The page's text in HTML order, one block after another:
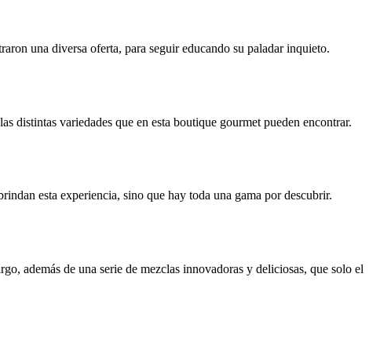
una diversa oferta, para seguir educando su paladar inquieto.
distintas variedades que en esta boutique gourmet pueden encontrar.
esta experiencia, sino que hay toda una gama por descubrir.
además de una serie de mezclas innovadoras y deliciosas, que solo el